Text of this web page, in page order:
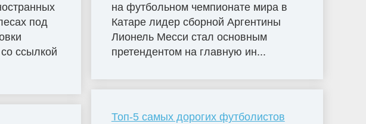
под
ссылкой
на футбольном чемпионате мира в
Катаре лидер сборной Аргентины
Лионель Месси стал основным
претендентом на главную ин...
Топ-5 самых дорогих футболистов